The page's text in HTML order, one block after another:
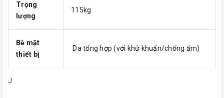
Trọng
lượng
115kg
Bề mặt
thiết bị
Da tổng hợp (với khử khuẩn/chống ẩm)
J